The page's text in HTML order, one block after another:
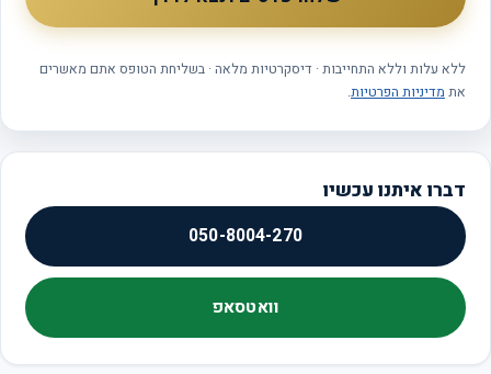
ללא עלות וללא התחייבות · דיסקרטיות מלאה · בשליחת הטופס אתם מאשרים
אתמדיניות הפרטיות.
דברו איתנו עכשיו
050-8004-270
וואטסאפ